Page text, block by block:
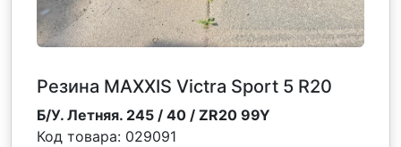
Резина MAXXIS Victra Sport 5 R20
Б/У. Летняя. 245 / 40 / ZR20 99Y
Код товара: 029091